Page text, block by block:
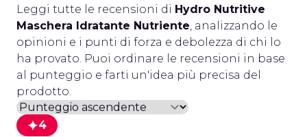
Leggi tutte le recensioni di Hydro Nutritive
Maschera Idratante Nutriente, analizzando le
opinioni e i punti di forza e debolezza di chi lo
ha provato. Puoi ordinare le recensioni in base
al punteggio e farti un'idea più precisa del
prodotto.
4